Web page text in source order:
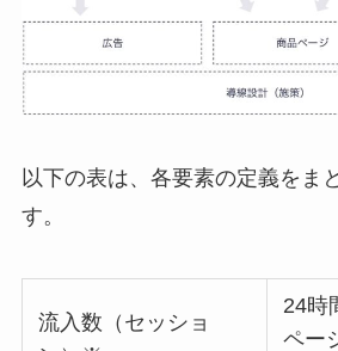
以下の表は、各要素の定義をま
す。
流入数（セッショ
24時
ペー